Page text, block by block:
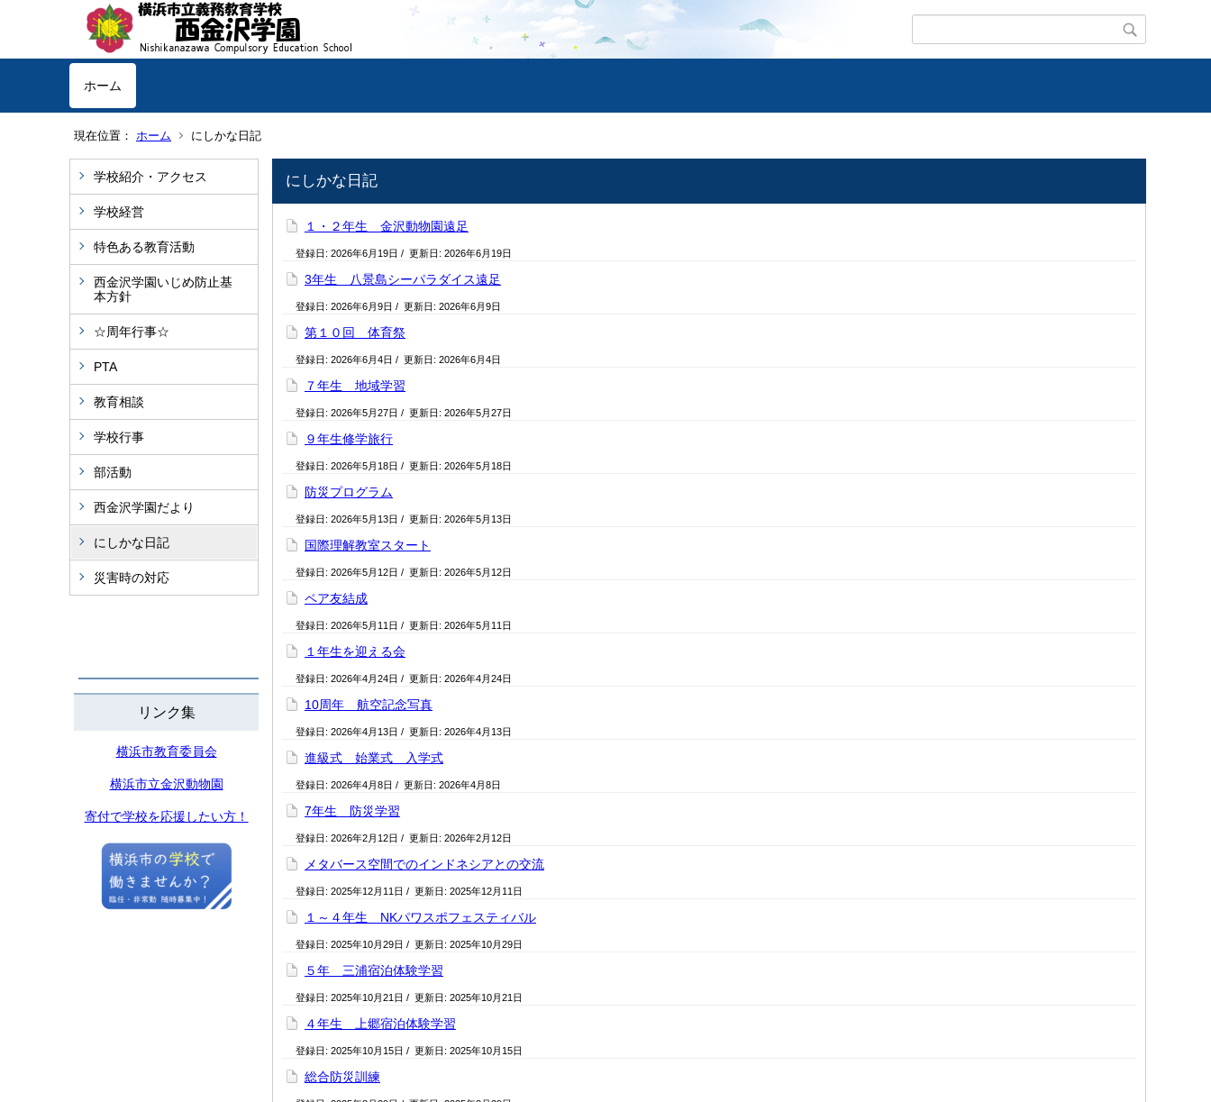
ホーム
現在位置： ホーム にしかな日記
学校紹介・アクセス
学校経営
特色ある教育活動
西金沢学園いじめ防止基
本方針
☆周年行事☆
PTA
教育相談
学校行事
部活動
西金沢学園だより
にしかな日記
災害時の対応
リンク集
横浜市教育委員会
横浜市立金沢動物園
寄付で学校を応援したい方！
にしかな日記
１・２年生 金沢動物園遠足
登録日: 2026年6月19日 / 更新日: 2026年6月19日
3年生 八景島シーパラダイス遠足
登録日: 2026年6月9日 / 更新日: 2026年6月9日
第１０回 体育祭
登録日: 2026年6月4日 / 更新日: 2026年6月4日
７年生 地域学習
登録日: 2026年5月27日 / 更新日: 2026年5月27日
９年生修学旅行
登録日: 2026年5月18日 / 更新日: 2026年5月18日
防災プログラム
登録日: 2026年5月13日 / 更新日: 2026年5月13日
国際理解教室スタート
登録日: 2026年5月12日 / 更新日: 2026年5月12日
ペア友結成
登録日: 2026年5月11日 / 更新日: 2026年5月11日
１年生を迎える会
登録日: 2026年4月24日 / 更新日: 2026年4月24日
10周年 航空記念写真
登録日: 2026年4月13日 / 更新日: 2026年4月13日
進級式 始業式 入学式
登録日: 2026年4月8日 / 更新日: 2026年4月8日
7年生 防災学習
登録日: 2026年2月12日 / 更新日: 2026年2月12日
メタバース空間でのインドネシアとの交流
登録日: 2025年12月11日 / 更新日: 2025年12月11日
１～４年生 NKパワスポフェスティバル
登録日: 2025年10月29日 / 更新日: 2025年10月29日
５年 三浦宿泊体験学習
登録日: 2025年10月21日 / 更新日: 2025年10月21日
４年生 上郷宿泊体験学習
登録日: 2025年10月15日 / 更新日: 2025年10月15日
総合防災訓練